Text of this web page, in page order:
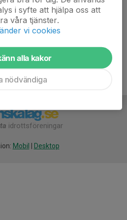
idrottsföreningar
Mobil Desktop
i syfte att hjälpa oss att
våra tjänster.
vi cookies
alla kakor
nödvändiga